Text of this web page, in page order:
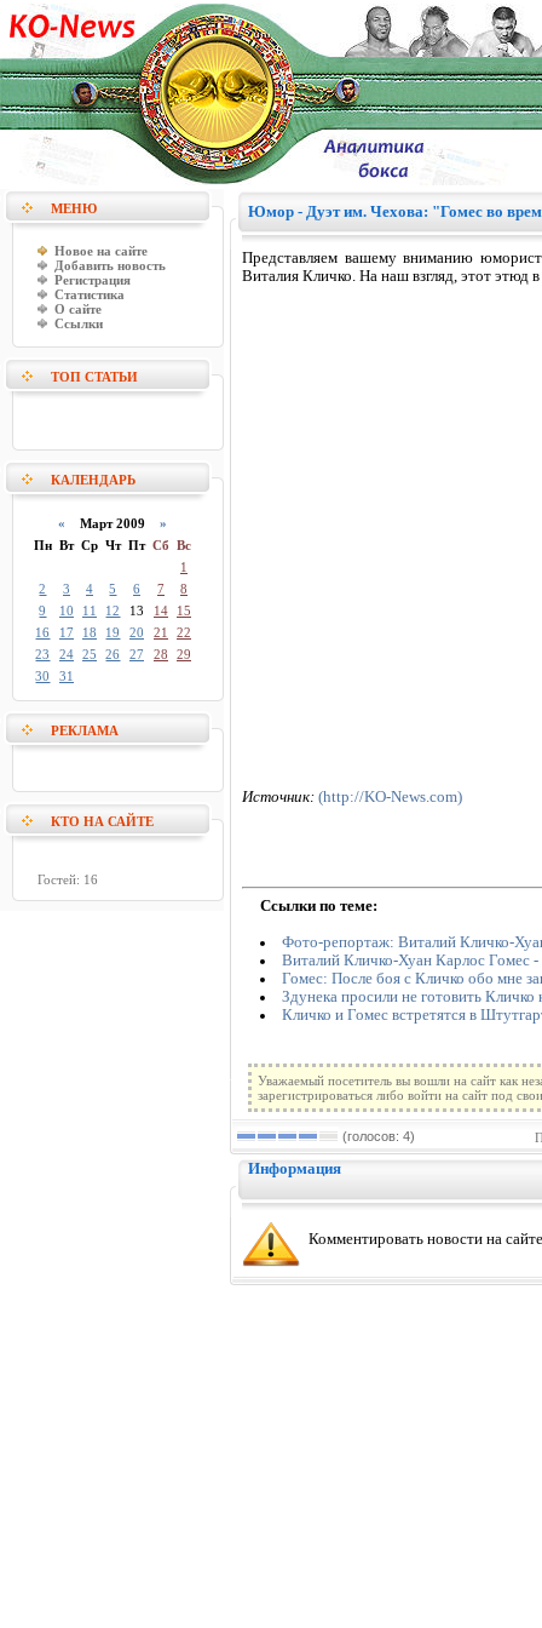
МЕНЮ
Новое на сайте
Добавить новость
Регистрация
Статистика
О сайте
Ссылки
ТОП СТАТЬИ
КАЛЕНДАРЬ
« Март 2009 »
Пн Вт Ср Чт Пт Сб Вс
1
2
3 4 5 6 7
8
9
10 11 12 13 14
15
16
17 18 19 20 21
22
23
24 25 26 27 28
29
30
31
РЕКЛАМА
КТО НА САЙТЕ
Гостей: 16
Юмор - Дуэт им. Чехова: "Гомес во
Представляем вашему вниманию
Виталия Кличко. На наш взгляд, этот этюд
Источник: (http://KO-News.com)
Ссылки по теме:
Фото-репортаж: Виталий Кличко-
Виталий Кличко-Хуан Карлос Гомес -
Гомес: После боя с Кличко обо мне
Здунека просили не готовить Кличко
Кличко и Гомес встретятся в
Уважаемый посетитель вы вошли на сайт как
зарегистрироваться либо войти на сайт под
(голосов: 4)
Информация
Комментировать новости на